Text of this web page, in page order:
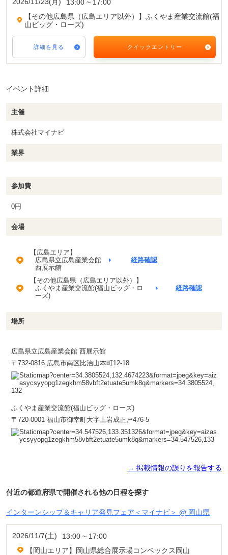
13:00 ~ 17:00
【その他広島県（広島エリア以外）】ふくやま産業交流館(福
山ビッグ・ローズ)
詳細を見る クイックエントリー
イベント詳細
主催
株式会社マイナビ
業界
参加費
0円
会場
【広島エリア】
広島県立広島産業会館
西展示館
経路確認
【その他広島県（広島エリア以外）】
ふくやま産業交流館(福山ビッグ・ロ
ーズ)
経路確認
場所
広島県立広島産業会館 西展示館
〒732-0816 広島市南区比治山本町12-18
ふくやま産業交流館(福山ビッグ・ローズ)
〒720-0001 福山市御幸町大字上岩成正戸476-5
→ 掲載情報の誤りを報告する
付近の都道府県で開催される他の日程を探す
インターンシップ＆キャリア発見フェア＜マイナビ＞ @ 岡山県
2026/11/7(土)
13:00 ~ 17:00
【岡山エリア】岡山県総合展示場コンベックス岡山